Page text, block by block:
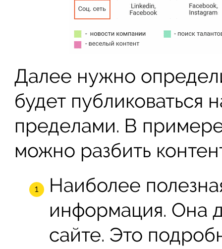
Далее нужно
будет публиковаться
пределами. В
можно разбить
Наиболее
информация. Она
сайте. Это